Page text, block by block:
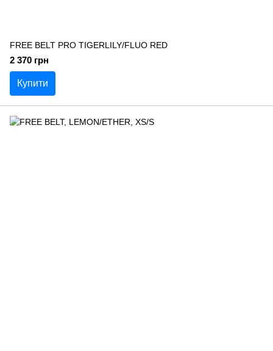
FREE BELT PRO TIGERLILY/FLUO RED
2 370 грн
Купити